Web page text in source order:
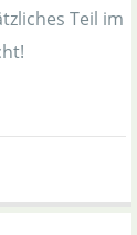
Teil im